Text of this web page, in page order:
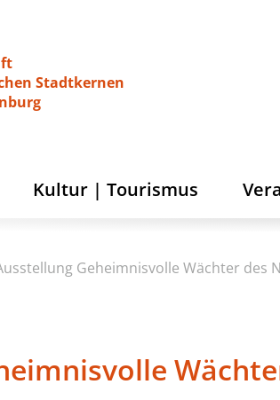
Stadtkernen
Kultur | Tourismus
Geheimnisvolle Wächter des